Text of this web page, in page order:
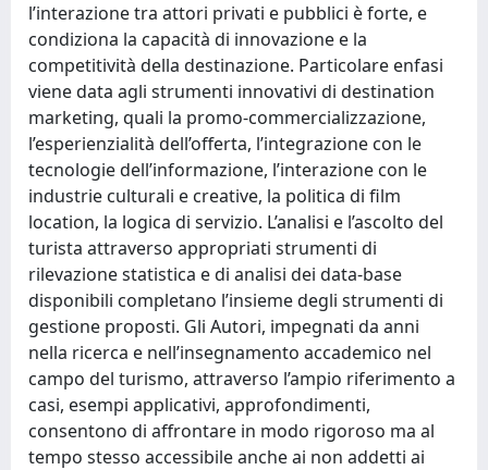
l’interazione tra attori privati e pubblici è forte, e
condiziona la capacità di innovazione e la
competitività della destinazione. Particolare enfasi
viene data agli strumenti innovativi di destination
marketing, quali la promo-commercializzazione,
l’esperienzialità dell’offerta, l’integrazione con le
tecnologie dell’informazione, l’interazione con le
industrie culturali e creative, la politica di film
location, la logica di servizio. L’analisi e l’ascolto del
turista attraverso appropriati strumenti di
rilevazione statistica e di analisi dei data-base
disponibili completano l’insieme degli strumenti di
gestione proposti. Gli Autori, impegnati da anni
nella ricerca e nell’insegnamento accademico nel
campo del turismo, attraverso l’ampio riferimento a
casi, esempi applicativi, approfondimenti,
consentono di affrontare in modo rigoroso ma al
tempo stesso accessibile anche ai non addetti ai